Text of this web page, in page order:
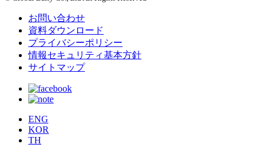
お問い合わせ
資料ダウンロード
プライバシーポリシー
情報セキュリティ基本方針
サイトマップ
ENG
KOR
TH